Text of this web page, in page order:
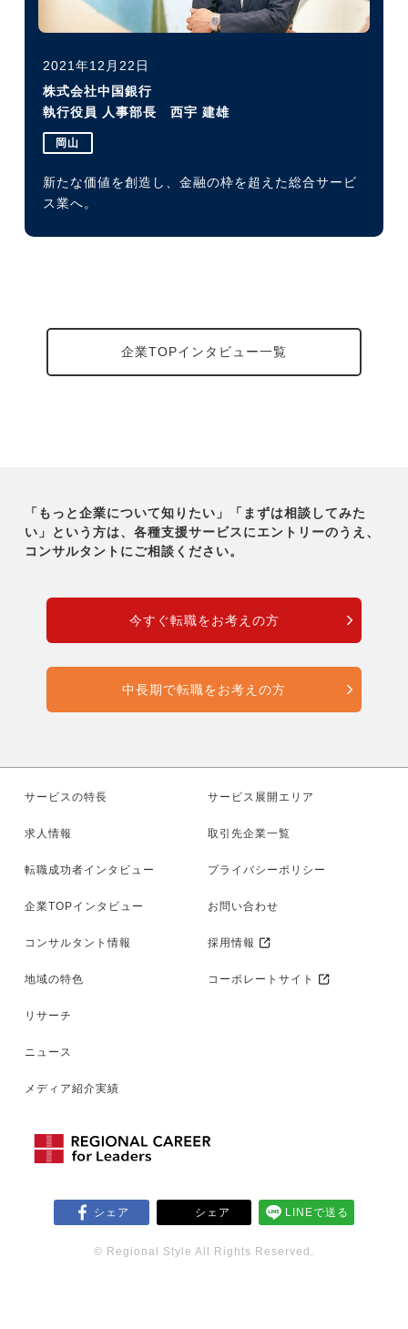
2021年12月22日
株式会社中国銀行
執行役員 人事部長 西宇 建雄
岡山
新たな価値を創造し、金融の枠を超えた総合サービ
ス業へ。
企業TOPインタビュー一覧
「もっと企業について知りたい」「まずは相談してみた
い」という方は、各種支援サービスにエントリーのうえ、
コンサルタントにご相談ください。
今すぐ転職をお考えの方
中長期で転職をお考えの方
サービスの特長
求人情報
転職成功者インタビュー
企業TOPインタビュー
コンサルタント情報
地域の特色
リサーチ
ニュース
メディア紹介実績
サービス展開エリア
取引先企業一覧
プライバシーポリシー
お問い合わせ
採用情報
コーポレートサイト
シェア シェア LINEで送る
© Regional Style All Rights Reserved.